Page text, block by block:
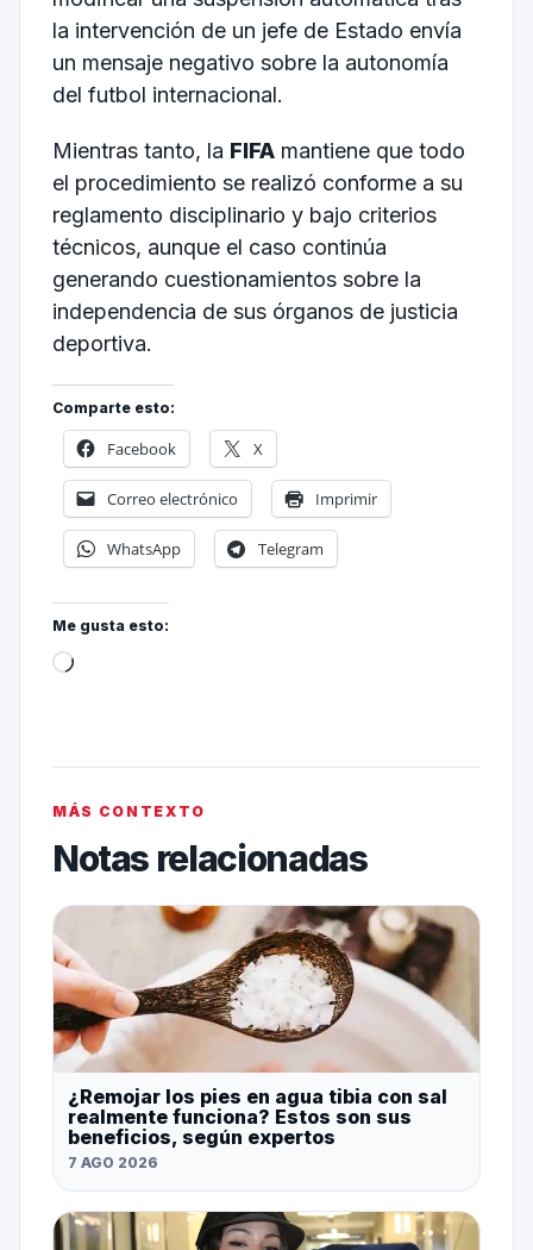
la intervención de un jefe de Estado envía
un mensaje negativo sobre la autonomía
del futbol internacional.
Mientras tanto, la FIFAmantiene que todo
el procedimiento se realizó conforme a su
reglamento disciplinario y bajo criterios
técnicos, aunque el caso continúa
generando cuestionamientos sobre la
independencia de sus órganos de justicia
deportiva.
Comparte esto:
Facebook X
Correo electrónico Imprimir
WhatsApp Telegram
Me gusta esto:
MÁS CONTEXTO
Notas relacionadas
¿Remojar los pies en agua tibia con sal
realmente funciona? Estos son sus
beneficios, según expertos
7 AGO 2026